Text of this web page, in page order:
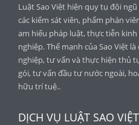
Luật Sao Việt hiện quy tụ đội
các kiểm sát viên, phẩm phán
am hiểu pháp luật, thực tiễn
nghiệp. Thế mạnh của Sao Việt
nghiệp, tư vấn và thực hiện thủ
gói, tư vấn đầu tư nước ngoài,
hữu trí tuệ..
DỊCH VỤ LUẬT SAO VIỆT